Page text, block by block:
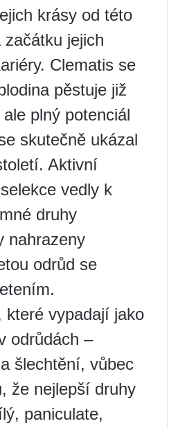
krásy od této
jejich
Clematis se
pěstuje již
plný potenciál
skutečně ukázal
Aktivní
vedly k
​​druhy
nahrazeny
odrůd se
které vypadají jako
odrůdách –
šlechtění, vůbec
že nejlepší druhy
paniculate,